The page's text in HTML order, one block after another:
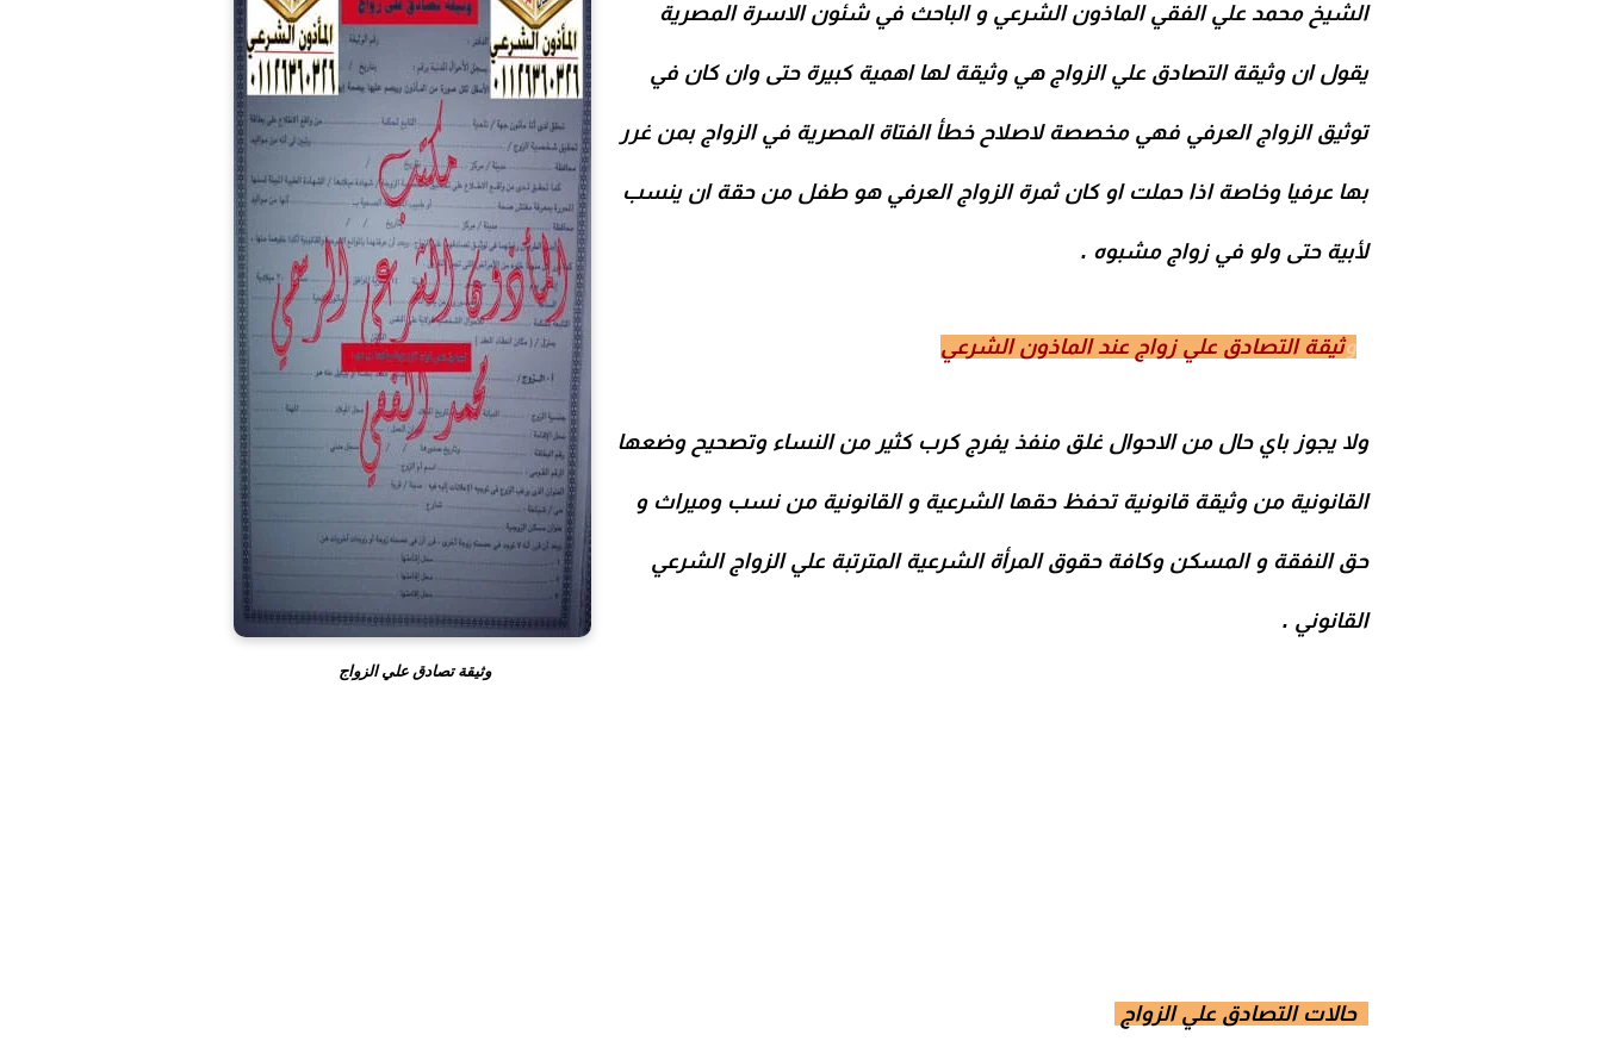
وثيقة تصادق علي الزواج
الشيخمحمد علي الفقي الماذون الشرعي و الباحث في شئون الاسرة المصرية
يقول ان وثيقة التصادق علي الزواج هي وثيقة لها اهمية كبيرة حتى وان كان في
توثيق الزواج العرفي فهي مخصصة لاصلاح خطأ الفتاة المصرية في الزواج بمن غرر
بها عرفيا وخاصة اذا حملت او كان ثمرة الزواج العرفي هو طفل من حقة ان ينسب
لأبية حتى ولو في زواج مشبوه .
وثيقة التصادق علي زواج عند الماذون الشرعي
ولا يجوز باي حال من الاحوال غلق منفذ يفرج كرب كثير من النساء وتصحيح وضعها
القانونية من وثيقة قانونية تحفظ حقها الشرعية و القانونية من نسب وميراث و
حق النفقة و المسكن وكافة حقوق المرأة الشرعية المترتبة علي الزواج الشرعي
القانوني .
حالات التصادق علي الزواج